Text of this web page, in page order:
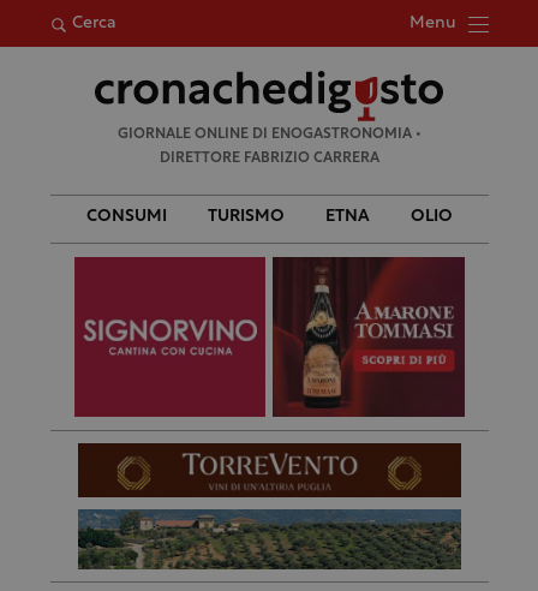
Cerca Menu
per:
GIORNALE ONLINE DI ENOGASTRONOMIA •
DIRETTORE FABRIZIO CARRERA
CONSUMI TURISMO ETNA OLIO